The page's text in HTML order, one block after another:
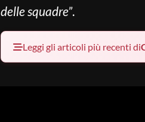
delle squadre”.
Leggi gli articoli più recenti di